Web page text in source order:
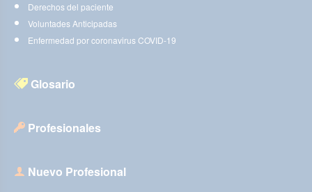
Derechos del paciente
Voluntades Anticipadas
Enfermedad por coronavirus COVID-19
Glosario
Profesionales
Nuevo Profesional